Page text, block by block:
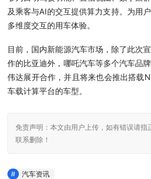
及乘客与AI的交互提供算力支持。为用
多维度交互的用车体验。
目前，国内新能源汽车市场，除了此次
作的比亚迪外，哪吒汽车等多个汽车品
伟达展开合作，并且将来也会推出搭载
车载计算平台的车型。
免责声明：本文由用户上传，如有错误请指
联系删除！
汽车资讯